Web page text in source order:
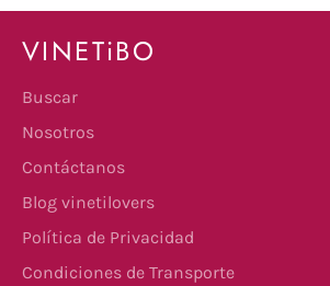
VINETiBO
Buscar
Nosotros
Contáctanos
Blog vinetilovers
Política de Privacidad
Condiciones de Transporte